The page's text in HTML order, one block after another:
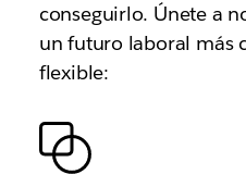
conseguirlo. Únete a
un futuro laboral más
flexible: